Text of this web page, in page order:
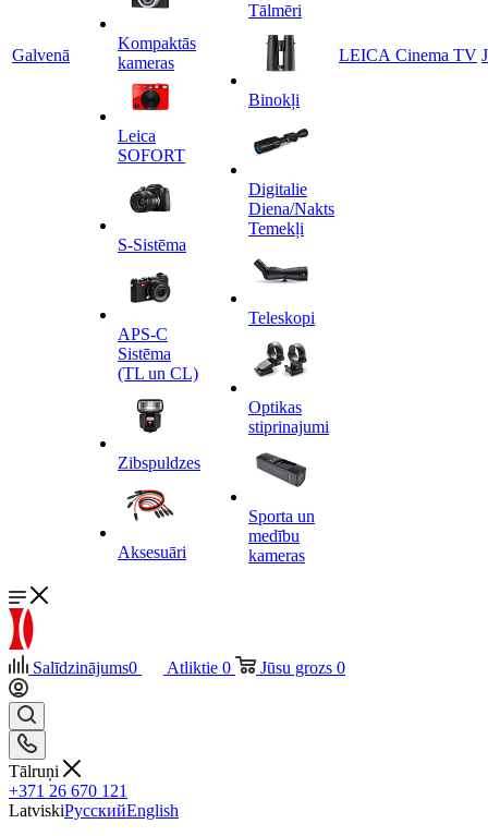
Galvenā
Kompaktās
kameras
Leica
SOFORT
S-Sistēma
APS-C
Sistēma
(TL un CL)
Zibspuldzes
Aksesuāri
Tālmēri
Binokļi
Digitalie
Diena/Nakts
Temekļi
Teleskopi
Optikas
stiprinajumi
Sporta un
medību
kameras
LEICA Cinema TV
Salīdzinājums0 Atliktie 0 Jūsu grozs 0
Tālruņi
+371 26 670 121
LatviskiРусскийEnglish